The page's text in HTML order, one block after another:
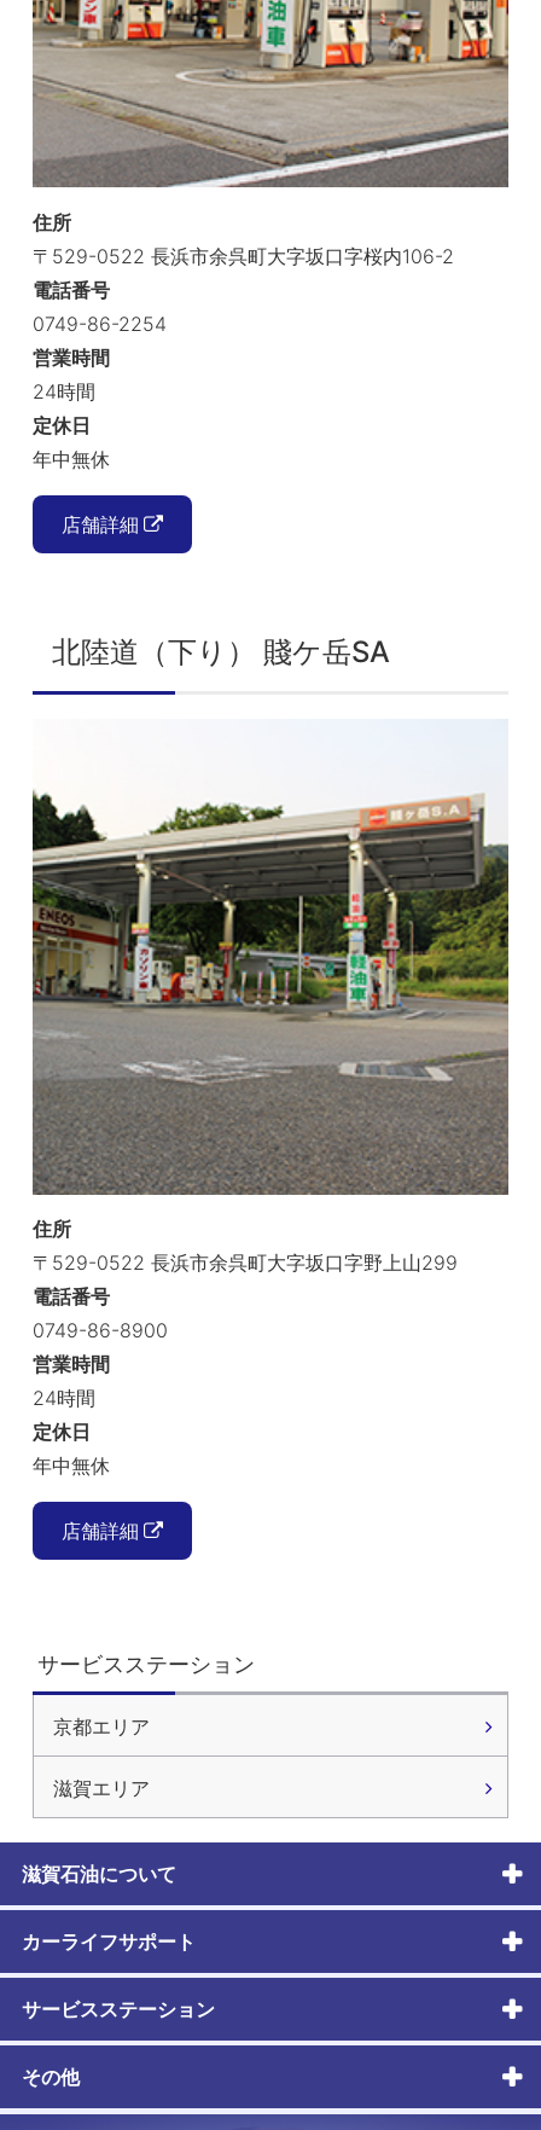
住所
〒529-0522 長浜市余呉町大字坂口字桜内106-2
電話番号
0749-86-2254
営業時間
24時間
定休日
年中無休
店舗詳細
北陸道（下り） 賤ケ岳SA
住所
〒529-0522 長浜市余呉町大字坂口字野上山299
電話番号
0749-86-8900
営業時間
24時間
定休日
年中無休
店舗詳細
サービスステーション
京都エリア
滋賀エリア
滋賀石油について
カーライフサポート
サービスステーション
その他